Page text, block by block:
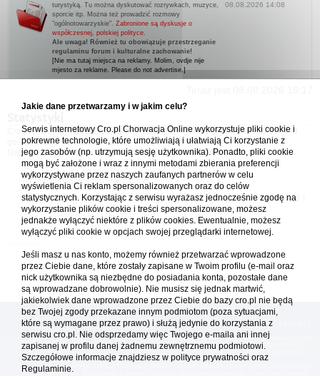
turystyką. Tu można dyskutować rozrywkach, muzyce,
sporcie itp. Można też prowadzić rozmowy
"ogólnotowarzyskie". Zabronione są dyskusje o
współczesnej, polskiej polityce.
Ale uwaga! Również tu obowiązuje przestrzeganie
regulaminu forum i kulturalne zachowanie!
[Nie ma tutaj miejsca na reklamy. Molim, ovdje nije
mjesto za reklame. Please do not advertise.]
08.08.2026 14:08
Cro.pl przegląda151użytkowników :: 3 zidentyfikowanych, 0 ukrytych i 148
gości (dane z ostatnich 3 minut)
Najwięcej użytkowników online ( 5542) było 21.04.2026 01:12
Forum Chorwacja Online - Cro.pl
Usuń ciasteczka• Strefa czasowa: UTC + 1 (Polska - czas zimowy) [ DST
[reklama ] [
Platforma cro.pl© Chorwacja online™ wykorzystuje cookies do prawidłowego działania, te pliki
gromadzą na Twoim komputerze dane ułatwiające korzystanie z serwisu; więcej informacji w
Redakcja platformy cro.pl© Chorwacja online™ nie odpowiada za treści zamieszczone przez
użytkowników. Korzystanie z serwisu oznacza akceptację regulaminu. Serwis ma charakter
Jakie dane przetwarzamy i w jakim celu?
Serwis internetowy Cro.pl Chorwacja Online wykorzystuje pliki cookie i
pokrewne technologie, które umożliwiają i ułatwiają Ci korzystanie z
jego zasobów (np. utrzymują sesję użytkownika). Ponadto, pliki cookie
mogą być założone i wraz z innymi metodami zbierania preferencji
wykorzystywane przez naszych zaufanych partnerów w celu
wyświetlenia Ci reklam spersonalizowanych oraz do celów
statystycznych. Korzystając z serwisu wyrażasz jednocześnie zgodę na
wykorzystanie plików cookie i treści spersonalizowane, możesz
jednakże wyłączyć niektóre z plików cookies. Ewentualnie, możesz
wyłączyć pliki cookie w opcjach swojej przeglądarki internetowej.
Jeśli masz u nas konto, możemy również przetwarzać wprowadzone
przez Ciebie dane, które zostały zapisane w Twoim profilu (e-mail oraz
nick użytkownika są niezbędne do posiadania konta, pozostałe dane
są wprowadzane dobrowolnie). Nie musisz się jednak martwić,
jakiekolwiek dane wprowadzone przez Ciebie do bazy cro.pl nie będą
bez Twojej zgody przekazane innym podmiotom (poza sytuacjami,
które są wymagane przez prawo) i służą jedynie do korzystania z
serwisu cro.pl. Nie odsprzedamy więc Twojego e-maila ani innej
zapisanej w profilu danej żadnemu zewnętrznemu podmiotowi.
Szczegółowe informacje znajdziesz w polityce prywatności oraz
Regulaminie.